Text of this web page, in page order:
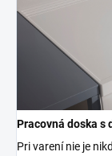
Pracovná doska s
Pri varení nie je